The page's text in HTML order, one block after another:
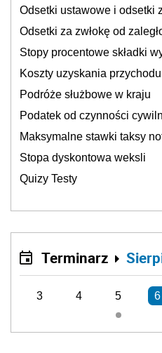
Odsetki ustawowe i odsetki
Odsetki za zwłokę od
Stopy procentowe składki
Koszty uzyskania przychodu
Podróże służbowe w kraju
Podatek od czynności
Maksymalne stawki taksy
Stopa dyskontowa weksli
Quizy Testy
Terminarz
3 4 5 6